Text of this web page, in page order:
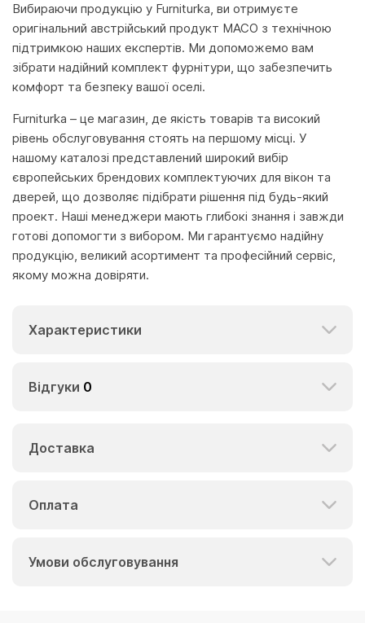
Вибираючи продукцію у Furniturka, ви отримуєте
оригінальний австрійський продукт MACO з технічною
підтримкою наших експертів. Ми допоможемо вам
зібрати надійний комплект фурнітури, що забезпечить
комфорт та безпеку вашої оселі.
Furniturka – це магазин, де якість товарів та високий
рівень обслуговування стоять на першому місці. У
нашому каталозі представлений широкий вибір
європейських брендових комплектуючих для вікон та
дверей, що дозволяє підібрати рішення під будь-який
проект. Наші менеджери мають глибокі знання і завжди
готові допомогти з вибором. Ми гарантуємо надійну
продукцію, великий асортимент та професійний сервіс,
якому можна довіряти.
Характеристики
Відгуки 0
Доставка
Оплата
Умови обслуговування